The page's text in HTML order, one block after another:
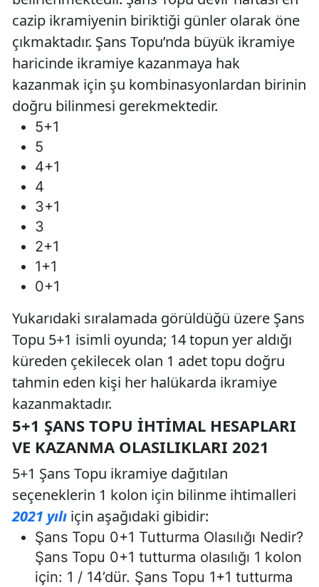
cazip ikramiyenin biriktiği günler olarak öne
çıkmaktadır. Şans Topu’nda büyük ikramiye
haricinde ikramiye kazanmaya hak
kazanmak için şu kombinasyonlardan birinin
doğru bilinmesi gerekmektedir.
5+1
5
4+1
4
3+1
3
2+1
1+1
0+1
Yukarıdaki sıralamada görüldüğü üzere Şans
Topu 5+1 isimli oyunda; 14 topun yer aldığı
küreden çekilecek olan 1 adet topu doğru
tahmin eden kişi her halükarda ikramiye
kazanmaktadır.
5+1 ŞANS TOPU İHTIMAL HESAPLARI
VE KAZANMA OLASILIKLARI 2021
5+1 Şans Topu ikramiye dağıtılan
seçeneklerin 1 kolon için bilinme ihtimalleri
2021 yılı için aşağıdaki gibidir:
Şans Topu 0+1 Tutturma Olasılığı Nedir?
Şans Topu 0+1 tutturma olasılığı 1 kolon
için: 1 / 14’dür. Şans Topu 1+1 tutturma